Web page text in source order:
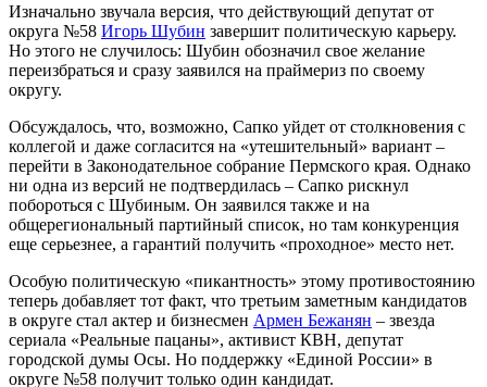
Изначально звучала версия, что действующий депутат от
округа №58 Игорь Шубин завершит политическую карьеру.
Но этого не случилось: Шубин обозначил свое желание
переизбраться и сразу заявился на праймериз по своему
округу.
Обсуждалось, что, возможно, Сапко уйдет от столкновения с
коллегой и даже согласится на «утешительный» вариант –
перейти в Законодательное собрание Пермского края. Однако
ни одна из версий не подтвердилась – Сапко рискнул
побороться с Шубиным. Он заявился также и на
общерегиональный партийный список, но там конкуренция
еще серьезнее, а гарантий получить «проходное» место нет.
Особую политическую «пикантность» этому противостоянию
теперь добавляет тот факт, что третьим заметным кандидатов
в округе стал актер и бизнесмен Армен Бежанян – звезда
сериала «Реальные пацаны», активист КВН, депутат
городской думы Осы. Но поддержку «Единой России» в
округе №58 получит только один кандидат.